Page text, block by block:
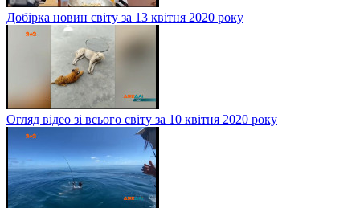
Добірка новин світу за 13 квітня 2020 року
Огляд відео зі всього світу за 10 квітня 2020 року